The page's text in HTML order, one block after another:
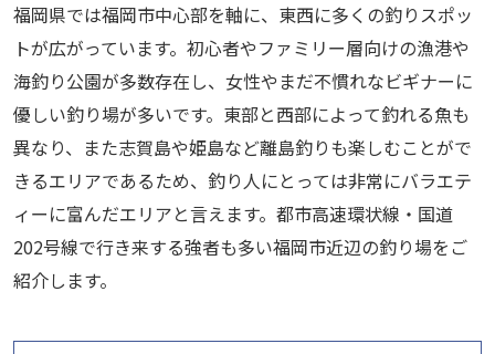
福岡県では福岡市中心部を軸に、東西に多くの釣りスポッ
トが広がっています。初心者やファミリー層向けの漁港や
海釣り公園が多数存在し、女性やまだ不慣れなビギナーに
優しい釣り場が多いです。東部と西部によって釣れる魚も
異なり、また志賀島や姫島など離島釣りも楽しむことがで
きるエリアであるため、釣り人にとっては非常にバラエテ
ィーに富んだエリアと言えます。都市高速環状線・国道
202号線で行き来する強者も多い福岡市近辺の釣り場をご
紹介します。